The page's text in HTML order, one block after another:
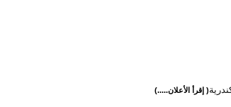
( إقرأ الأعلان.....)